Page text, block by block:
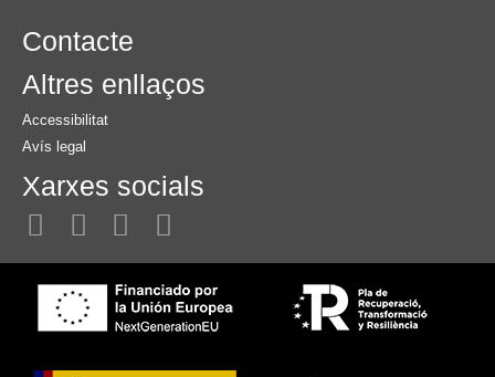
Contacte
Altres enllaços
Accessibilitat
Avís legal
Xarxes socials